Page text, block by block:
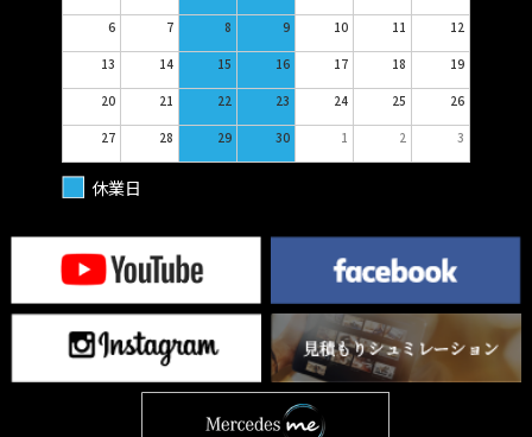
6 7 8 9 10 11 12
13 14 15 16 17 18 19
20 21 22 23 24 25 26
27 28 29 30 1 2 3
休業日